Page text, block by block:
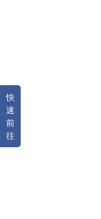
快
速
前
往